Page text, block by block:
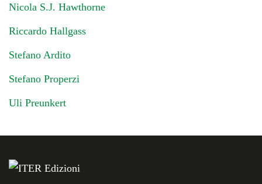
Nicola S.J. Hawthorne
Riccardo Hallgass
Stefano Ardito
Stefano Properzi
Uli Preunkert